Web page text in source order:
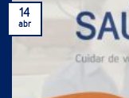
14
abr